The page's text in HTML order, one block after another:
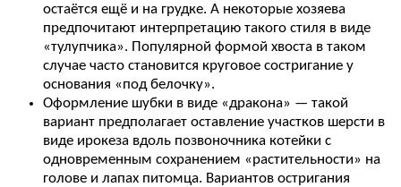
остаётся ещё и на грудке. А некоторые хозяева
предпочитают интерпретацию такого стиля в виде
«тулупчика». Популярной формой хвоста в таком
случае часто становится круговое состригание у
основания «под белочку».
Оформление шубки в виде «дракона» — такой
вариант предполагает оставление участков шерсти в
виде ирокеза вдоль позвоночника котейки с
одновременным сохранением «растительности» на
голове и лапах питомца. Вариантов остригания